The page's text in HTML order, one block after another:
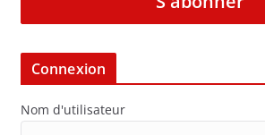
Connexion
Nom d'utilisateur